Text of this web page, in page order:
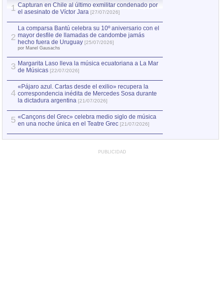
1 Capturan en Chile al último exmilitar condenado por
el asesinato de Víctor Jara [27/07/2026]
2
La comparsa Bantú celebra su 10º aniversario con el
mayor desfile de llamadas de candombe jamás
hecho fuera de Uruguay [25/07/2026]
por Manel Gausachs
3 Margarita Laso lleva la música ecuatoriana a La Mar
de Músicas [22/07/2026]
4
«Pájaro azul. Cartas desde el exilio» recupera la
correspondencia inédita de Mercedes Sosa durante
la dictadura argentina [21/07/2026]
5 «Cançons del Grec» celebra medio siglo de música
en una noche única en el Teatre Grec [21/07/2026]
PUBLICIDAD